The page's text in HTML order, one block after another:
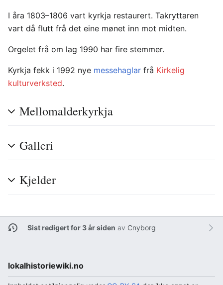
I åra 1803–1806 vart kyrkja restaurert. Takryttaren
vart då flutt frå det eine mønet inn mot midten.
Orgelet frå om lag 1990 har fire stemmer.
Kyrkja fekk i 1992 nye messehaglar frå Kirkelig
kulturverksted.
Mellomalderkyrkja
Galleri
Kjelder
Sist redigert for 3 år siden av Cnyborg
lokalhistoriewiki.no